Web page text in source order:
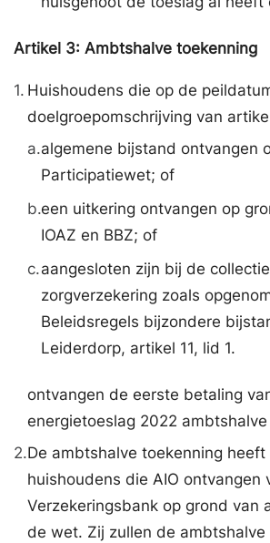
Artikel 3: Ambtshalve toekenning
1. Huishoudens die op de
doelgroepomschrijving van
a.algemene bijstand ontvangen
Participatiewet; of
b.een uitkering ontvangen op
IOAZ en BBZ; of
c.aangesloten zijn bij de
zorgverzekering zoals
Beleidsregels bijzondere
Leiderdorp, artikel 11, lid 1.
ontvangen de eerste betaling
energietoeslag 2022 ambtshalve
2.De ambtshalve toekenning
huishoudens die AIO ontvangen
Verzekeringsbank op grond van
de wet. Zij zullen de ambtshalve